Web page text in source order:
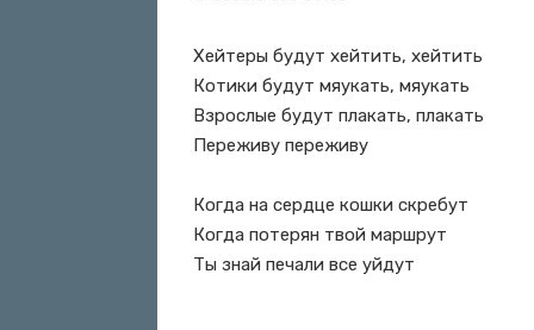
Хейтеры будут хейтить, хейтить
Котики будут мяукать, мяукать
Взрослые будут плакать, плакать
Переживу переживу
Когда на сердце кошки скребут
Когда потерян твой маршрут
Ты знай печали все уйдут